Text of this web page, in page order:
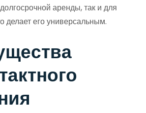
аренды, так и для
делает его универсальным.